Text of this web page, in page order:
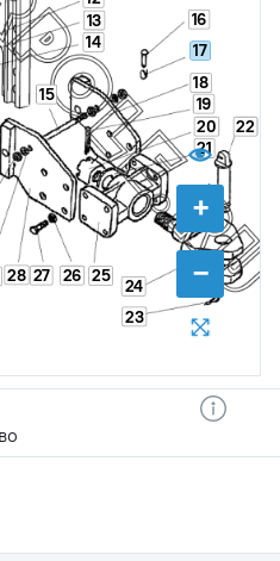
+
−
13
14
15
16
17
18
19
20
21
22
23
24
25
26
27
28